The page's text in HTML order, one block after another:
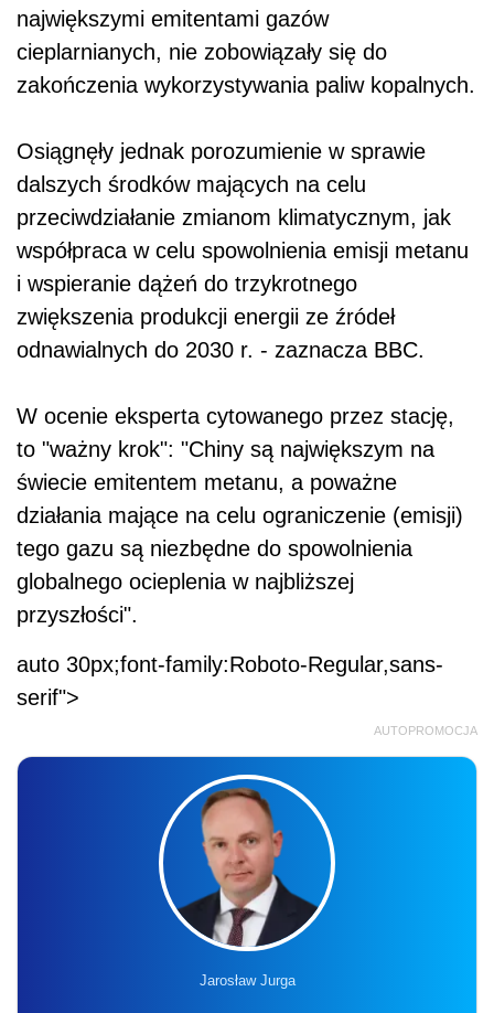
największymi emitentami gazów
cieplarnianych, nie zobowiązały się do
zakończenia wykorzystywania paliw kopalnych.
Osiągnęły jednak porozumienie w sprawie
dalszych środków mających na celu
przeciwdziałanie zmianom klimatycznym, jak
współpraca w celu spowolnienia emisji metanu
i wspieranie dążeń do trzykrotnego
zwiększenia produkcji energii ze źródeł
odnawialnych do 2030 r. - zaznacza BBC.
W ocenie eksperta cytowanego przez stację,
to "ważny krok": "Chiny są największym na
świecie emitentem metanu, a poważne
działania mające na celu ograniczenie (emisji)
tego gazu są niezbędne do spowolnienia
globalnego ocieplenia w najbliższej
przyszłości".
auto 30px;font-family:Roboto-Regular,sans-
serif">
AUTOPROMOCJA
Jarosław Jurga